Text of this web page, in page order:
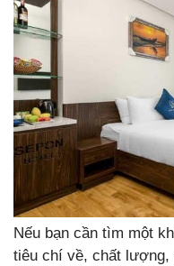
Nếu bạn cần tìm một
tiêu chí về, chất lượng,